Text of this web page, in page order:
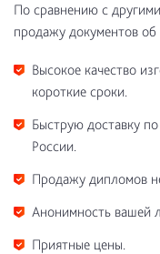
По сравнению с
продажу документов
Высокое качество
короткие сроки.
Быструю доставку
России.
Продажу дипломов
Анонимность вашей
Приятные цены.